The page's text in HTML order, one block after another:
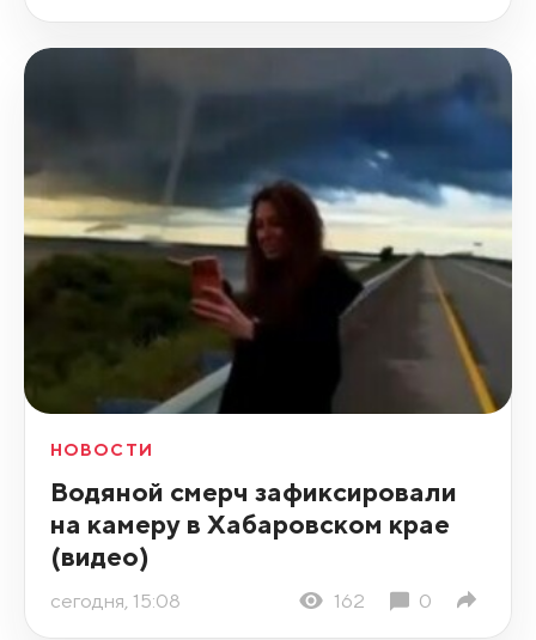
НОВОСТИ
Водяной смерч зафиксировали
на камеру в Хабаровском крае
(видео)
сегодня, 15:08 162 0